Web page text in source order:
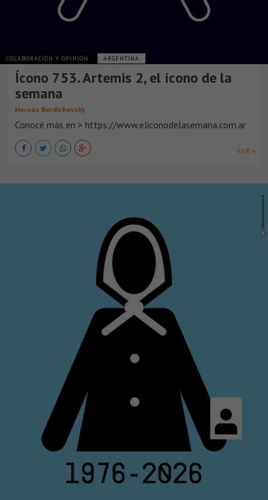
COLABORACIÓN Y OPINIÓN ARGENTINA
Ícono 753. Artemis 2, el ícono de la
semana
Hernán Berdichevsky
Conocé más en > https://www.eliconodelasemana.com.ar
VER +